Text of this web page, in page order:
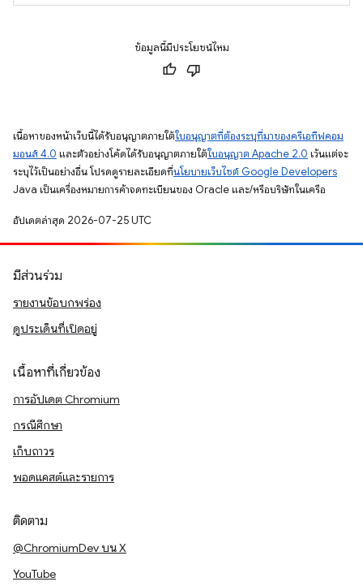
ข้อมูลนี้มีประโยชน์ไหม
เนื้อหาของหน้าเว็บนี้ได้รับอนุญาตภายใต้ใบอนุญาตที่ต้องระบุที่มาของครีเอทีฟคอม
มอนส์ 4.0 และตัวอย่างโค้ดได้รับอนุญาตภายใต้ใบอนุญาต Apache 2.0 เว้นแต่จะ
ระบุไว้เป็นอย่างอื่น โปรดดูรายละเอียดที่นโยบายเว็บไซต์ Google Developers
Java เป็นเครื่องหมายการค้าจดทะเบียนของ Oracle และ/หรือบริษัทในเครือ
อัปเดตล่าสุด 2026-07-25 UTC
มีส่วนร่วม
รายงานข้อบกพร่อง
ดูประเด็นที่เปิดอยู่
เนื้อหาที่เกี่ยวข้อง
การอัปเดต Chromium
กรณีศึกษา
เก็บถาวร
พอดแคสต์และรายการ
ติดตาม
@ChromiumDev บน X
YouTube